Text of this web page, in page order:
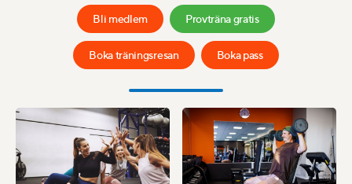
Bli medlem Provträna gratis
Boka träningsresan Boka pass